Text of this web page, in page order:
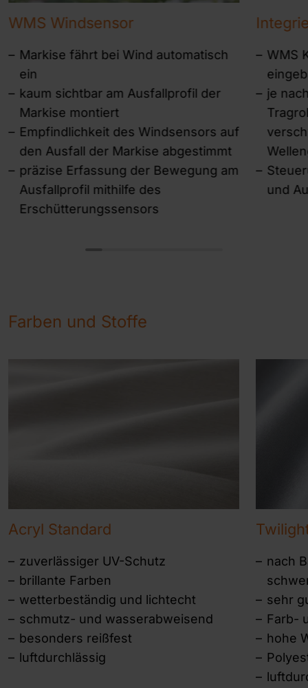
WMS Windsensor
Markise fährt bei Wind automatisch
ein
kaum sichtbar am Ausfallprofil der
Markise montiert
Empfindlichkeit des Windsensors auf
den Ausfall der Markise abgestimmt
präzise Erfassung der Bewegung am
Ausfallprofil mithilfe des
Erschütterungssensors
WMS
je
und
Farben und Stoffe
Acryl Standard
zuverlässiger UV-Schutz
brillante Farben
wetterbeständig und lichtecht
schmutz- und wasserabweisend
besonders reißfest
luftdurchlässig
nach
sehr
Farb-
hohe